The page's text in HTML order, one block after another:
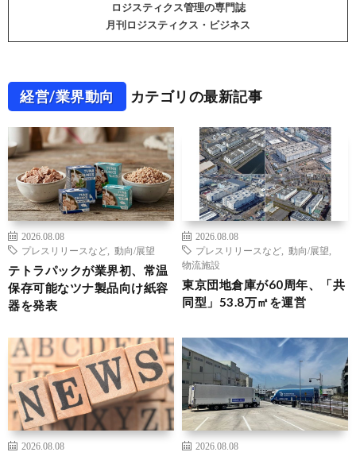
ロジスティクス管理の専門誌
月刊ロジスティクス・ビジネス
経営/業界動向 カテゴリの最新記事
2026.08.08
プレスリリースなど
動向/展望
テトラパックが業界初、常温
保存可能なツナ製品向け紙容
器を発表
2026.08.08
プレスリリースなど
動向/展望
物流施設
東京団地倉庫が60周年、「共
同型」53.8万㎡を運営
2026.08.08
2026.08.08